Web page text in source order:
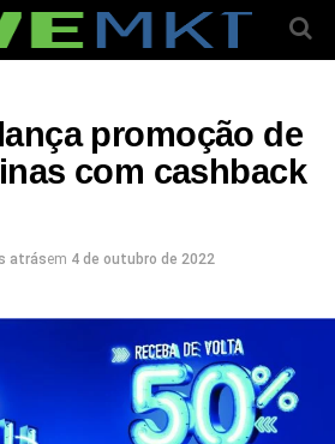
promoção de
com cashback
atrásem 4 de outubro de 2022